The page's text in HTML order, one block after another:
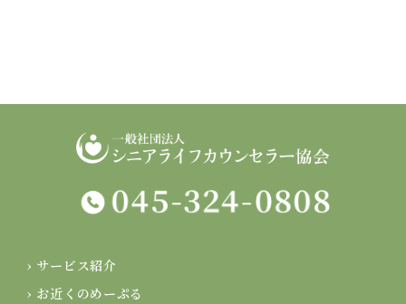
› サービス紹介
› お近くのめーぷる